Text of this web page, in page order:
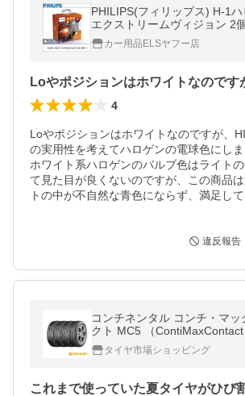
PHILIPS(フィリップス) H-1
エクストリームヴィジョン 2
カー用品ELSヤフー店
4
Loやポジションはホワイトなのですが、
の実用性を考えてハロゲンの電球色にしま
ホワイト系ハロゲンのバルブ色はライト
て見た目が良くないのですが、この商品
トの中が不自然な青色にならず、満足して
違反報告
コンチネンタル コンチ・マッ
クト MC5 （ContiMaxContact
0R17 91V サマータイヤ4本セ
タイヤ市場ショッピング